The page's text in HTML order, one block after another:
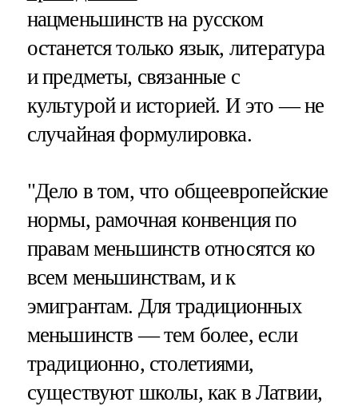
нацменьшинств на русском
останется только язык, литература
и предметы, связанные с
культурой и историей. И это — не
случайная формулировка.
"Дело в том, что общеевропейские
нормы, рамочная конвенция по
правам меньшинств относятся ко
всем меньшинствам, и к
эмигрантам. Для традиционных
меньшинств — тем более, если
традиционно, столетиями,
существуют школы, как в Латвии,